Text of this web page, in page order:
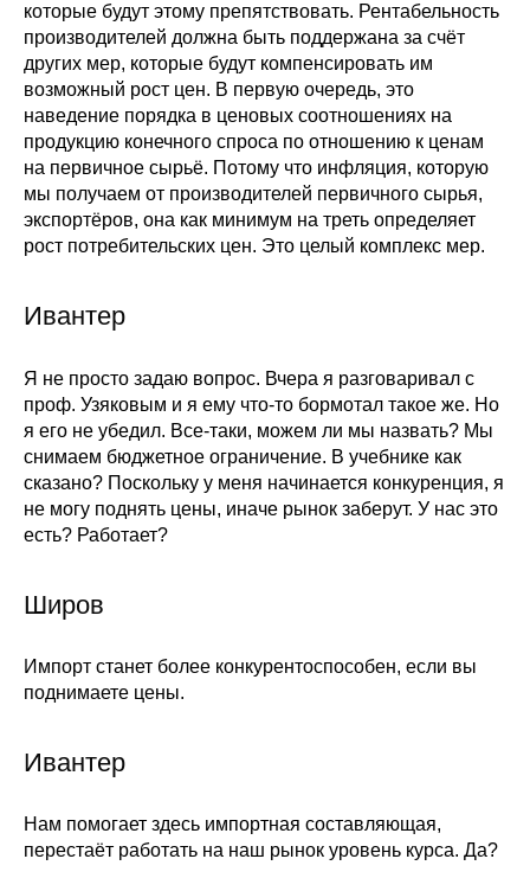
которые будут этому препятствовать. Рентабельность
производителей должна быть поддержана за счёт
других мер, которые будут компенсировать им
возможный рост цен. В первую очередь, это
наведение порядка в ценовых соотношениях на
продукцию конечного спроса по отношению к ценам
на первичное сырьё. Потому что инфляция, которую
мы получаем от производителей первичного сырья,
экспортёров, она как минимум на треть определяет
рост потребительских цен. Это целый комплекс мер.
Ивантер
Я не просто задаю вопрос. Вчера я разговаривал с
проф. Узяковым и я ему что-то бормотал такое же. Но
я его не убедил. Все-таки, можем ли мы назвать? Мы
снимаем бюджетное ограничение. В учебнике как
сказано? Поскольку у меня начинается конкуренция, я
не могу поднять цены, иначе рынок заберут. У нас это
есть? Работает?
Широв
Импорт станет более конкурентоспособен, если вы
поднимаете цены.
Ивантер
Нам помогает здесь импортная составляющая,
перестаёт работать на наш рынок уровень курса. Да?